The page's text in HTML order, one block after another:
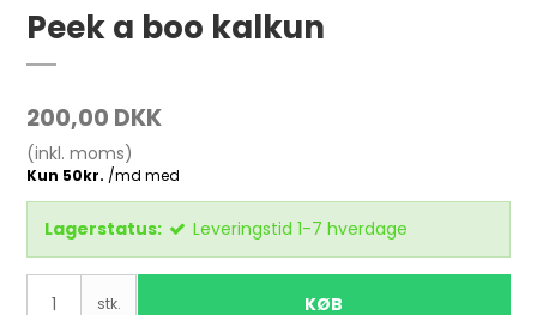
Peek a boo kalkun
200,00 DKK
(inkl. moms)
Lagerstatus: Leveringstid 1-7 hverdage
stk. KØB